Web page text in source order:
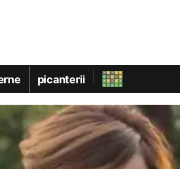
picanterii